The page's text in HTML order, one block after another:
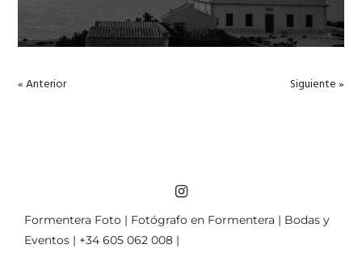
« Anterior Siguiente »
Formentera Foto | Fotógrafo en Formentera | Bodas y
Eventos | +34 605 062 008 |